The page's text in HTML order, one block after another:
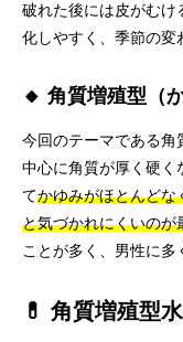
破れた後には皮がむけ
化しやすく、季節の変
🔸 角質増殖型（
今回のテーマである角
中心に角質が厚く硬く
てかゆみがほとんどな
と気づかれにくいのが
ことが多く、男性に多
💊 角質増殖型